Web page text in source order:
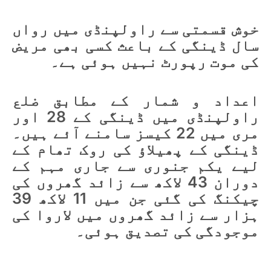
خوش قسمتی سے راولپنڈی میں رواں
سال ڈینگی کے باعث کسی بھی مریض
کی موت رپورٹ نہیں ہوئی ہے۔
اعداد و شمار کے مطابق ضلع
راولپنڈی میں ڈینگی کے 28 اور
مری میں 22 کیسز سامنے آئے ہیں۔
ڈینگی کے پھیلاؤ کی روک تھام کے
لیے یکم جنوری سے جاری مہم کے
دوران 43 لاکھ سے زائد گھروں کی
چیکنگ کی گئی جن میں 11 لاکھ 39
ہزار سے زائد گھروں میں لاروا کی
موجودگی کی تصدیق ہوئی۔